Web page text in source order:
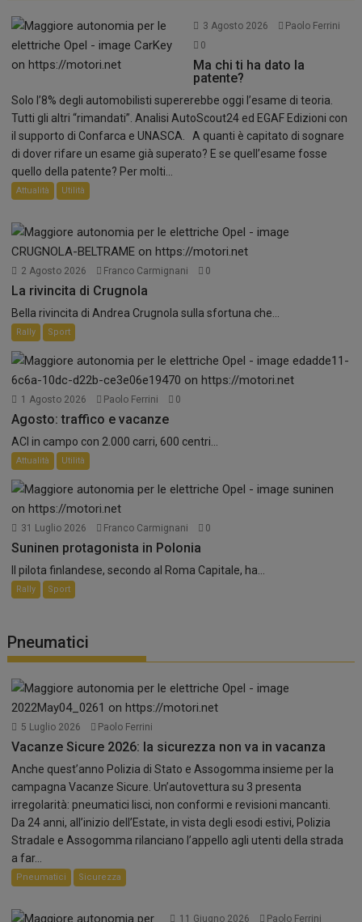
3 Agosto 2026
Paolo Ferrini
0
Ma chi ti ha dato la
patente?
Solo l’8% degli automobilisti supererebbe oggi l’esame di teoria.
Tutti gli altri “rimandati”. Analisi AutoScout24 ed EGAF Edizioni con
il supporto di Confarca e UNASCA. A quanti è capitato di sognare
di dover rifare un esame già superato? E se quell’esame fosse
quello della patente? Per molti...
Attualità Utilità
2 Agosto 2026 Franco Carmignani 0
La rivincita di Crugnola
Bella rivincita di Andrea Crugnola sulla sfortuna che...
Rally Sport
1 Agosto 2026 Paolo Ferrini 0
Agosto: traffico e vacanze
ACI in campo con 2.000 carri, 600 centri...
Attualità Utilità
31 Luglio 2026 Franco Carmignani 0
Suninen protagonista in Polonia
Il pilota finlandese, secondo al Roma Capitale, ha...
Rally Sport
Pneumatici
5 Luglio 2026 Paolo Ferrini
Vacanze Sicure 2026: la sicurezza non va in vacanza
Anche quest’anno Polizia di Stato e Assogomma insieme per la
campagna Vacanze Sicure. Un’autovettura su 3 presenta
irregolarità: pneumatici lisci, non conformi e revisioni mancanti.
Da 24 anni, all’inizio dell’Estate, in vista degli esodi estivi, Polizia
Stradale e Assogomma rilanciano l’appello agli utenti della strada
a far...
Pneumatici Sicurezza
11 Giugno 2026 Paolo Ferrini